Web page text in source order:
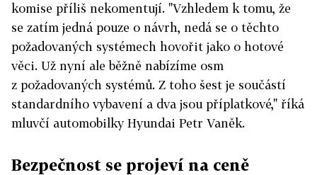
komise příliš nekomentují. "Vzhledem k tomu, že
se zatím jedná pouze o návrh, nedá se o těchto
požadovaných systémech hovořit jako o hotové
věci. Už nyní ale běžně nabízíme osm
z požadovaných systémů. Z toho šest je součástí
standardního vybavení a dva jsou příplatkové," říká
mluvčí automobilky Hyundai Petr Vaněk.
Bezpečnost se projeví na ceně